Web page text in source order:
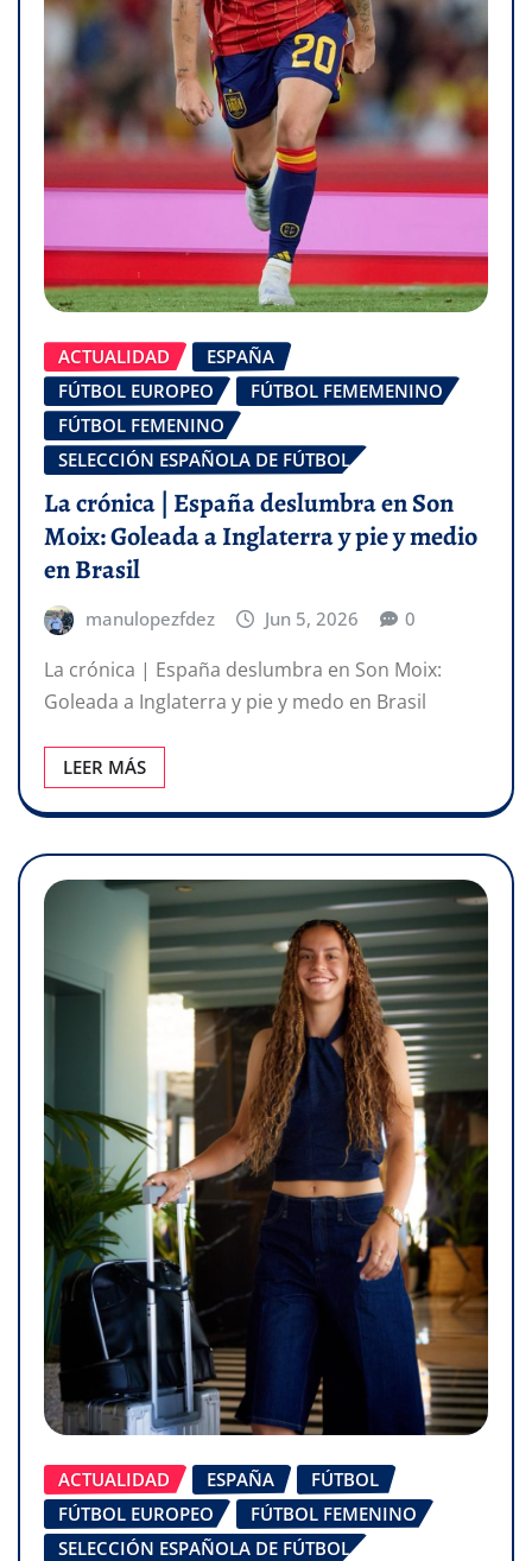
ACTUALIDAD
ESPAÑA
FÚTBOL EUROPEO
FÚTBOL FEMEMENINO
FÚTBOL FEMENINO
SELECCIÓN ESPAÑOLA DE FÚTBOL
La crónica | España deslumbra en Son
Moix: Goleada a Inglaterra y pie y medio
en Brasil
manulopezfdez Jun 5, 2026 0
La crónica | España deslumbra en Son Moix:
Goleada a Inglaterra y pie y medo en Brasil
LEER MÁS
ACTUALIDAD ESPAÑA
FÚTBOL
FÚTBOL EUROPEO
FÚTBOL FEMENINO
SELECCIÓN ESPAÑOLA DE FÚTBOL